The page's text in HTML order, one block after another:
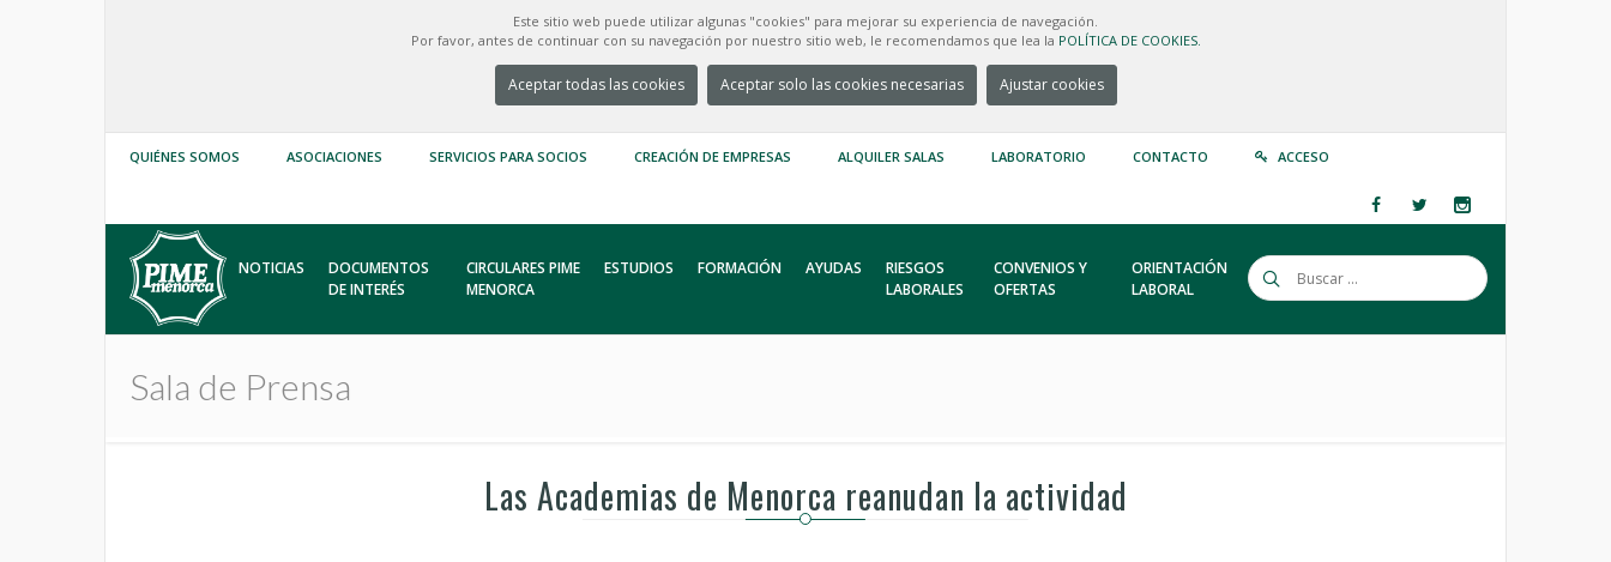
Este sitio web puede utilizar algunas "cookies" para mejorar su experiencia de navegación.
Por favor, antes de continuar con su navegación por nuestro sitio web, le recomendamos que lea la POLÍTICA DE COOKIES.
Aceptar todas las cookies Aceptar solo las cookies necesarias Ajustar cookies
QUIÉNES SOMOS ASOCIACIONES SERVICIOS PARA SOCIOS CREACIÓN DE EMPRESAS ALQUILER SALAS LABORATORIO CONTACTO ACCESO
NOTICIAS
DOCUMENTOS
DE INTERÉS
CIRCULARES PIME
MENORCA
ESTUDIOS FORMACIÓN AYUDAS
RIESGOS
LABORALES
CONVENIOS Y
OFERTAS
ORIENTACIÓN
LABORAL
Sala de Prensa
Las Academias de Menorca reanudan la actividad